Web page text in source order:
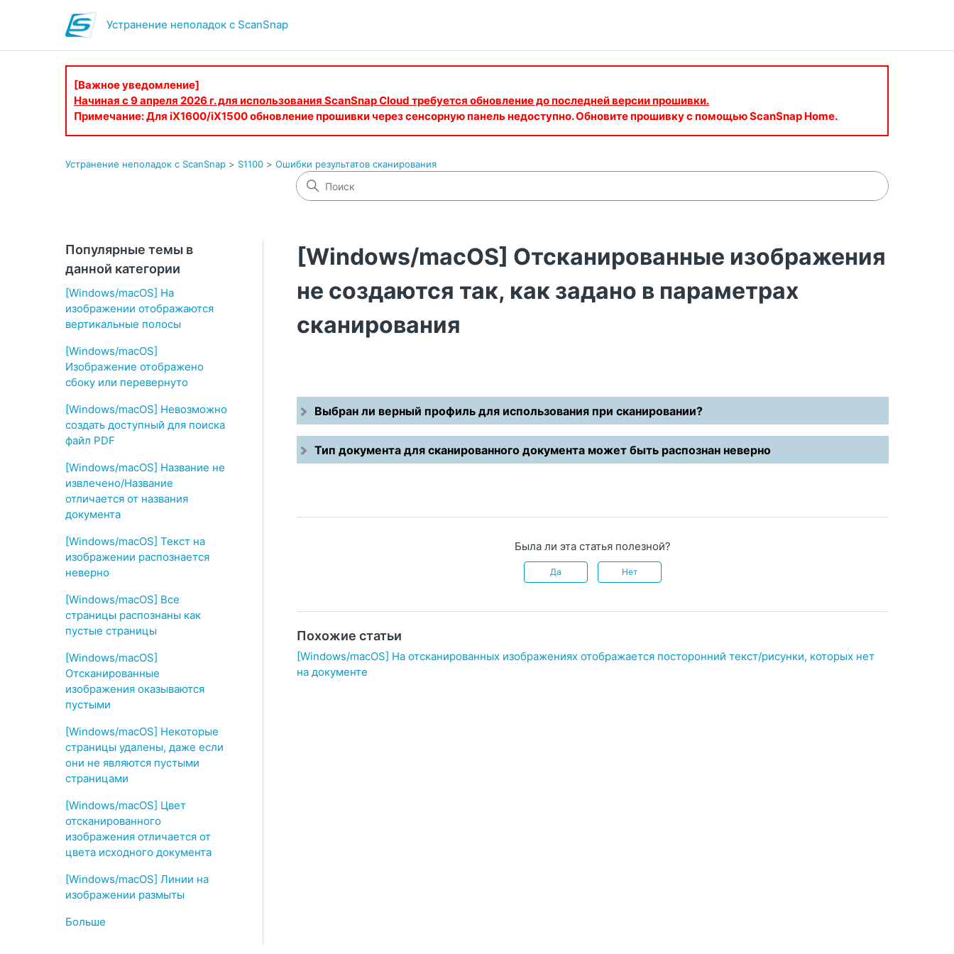
Устранение неполадок с ScanSnap
[Важное уведомление]
Начиная с 9 апреля 2026 г. для использования ScanSnap Cloud требуется обновление до последней версии прошивки.
Примечание: Для iX1600/iX1500 обновление прошивки через сенсорную панель недоступно. Обновите прошивку с помощью ScanSnap Home.
Устранение неполадок с ScanSnap S1100 Ошибки результатов сканирования
Популярные темы в
данной категории
[Windows/macOS] На
изображении отображаются
вертикальные полосы
[Windows/macOS]
Изображение отображено
сбоку или перевернуто
[Windows/macOS] Невозможно
создать доступный для поиска
файл PDF
[Windows/macOS] Название не
извлечено/Название
отличается от названия
документа
[Windows/macOS] Текст на
изображении распознается
неверно
[Windows/macOS] Все
страницы распознаны как
пустые страницы
[Windows/macOS]
Отсканированные
изображения оказываются
пустыми
[Windows/macOS] Некоторые
страницы удалены, даже если
они не являются пустыми
страницами
[Windows/macOS] Цвет
отсканированного
изображения отличается от
цвета исходного документа
[Windows/macOS] Линии на
изображении размыты
Больше
[Windows/macOS] Отсканированные изображения
не создаются так, как задано в параметрах
сканирования
Выбран ли верный профиль для использования при сканировании?
Тип документа для сканированного документа может быть распознан неверно
Была ли эта статья полезной?
Да Нет
Похожие статьи
[Windows/macOS] На отсканированных изображениях отображается посторонний текст/рисунки, которых нет
на документе